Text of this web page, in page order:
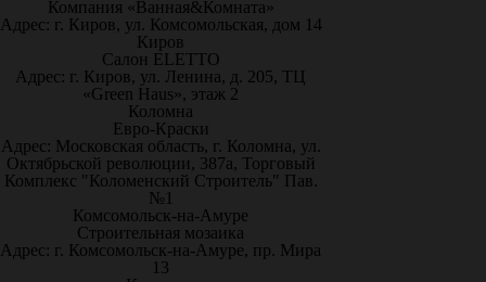
Компания «Ванная&Комната»
Адрес: г. Киров, ул. Комсомольская, дом 14
Киров
Салон ELETTO
Адрес: г. Киров, ул. Ленина, д. 205, ТЦ
«Green Haus», этаж 2
Коломна
Евро-Краски
Адрес: Московская область, г. Коломна, ул.
Октябрьской революции, 387а, Торговый
Комплекс "Коломенский Строитель" Пав.
№1
Комсомольск-на-Амуре
Строительная мозаика
Адрес: г. Комсомольск-на-Амуре, пр. Мира
13